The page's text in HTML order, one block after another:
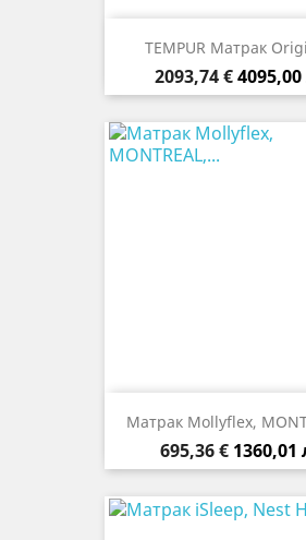
TEMPUR Матрак
Цена
2093,74 €
Mатрак Mollyflex,
Цена
695,36 € 1360,01